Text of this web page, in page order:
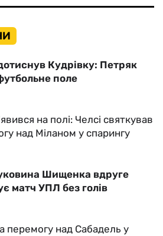
Кудрівку: Петряк
поле
на полі: Челсі святкував
над Міланом у спарингу
Шищенка вдруге
матч УПЛ без голів
перемогу над Сабадель у